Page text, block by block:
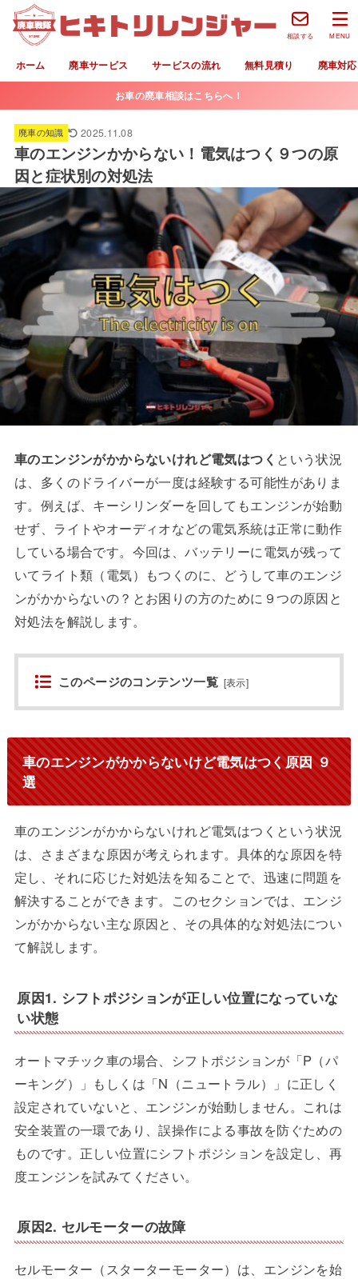
ホーム 廃車サービス サービスの流れ 無料見積り 廃車対
相談する MENU
お車の廃車相談はこちらへ！
廃車の知識 2025.11.08
車のエンジンかからない！電気はつく９つの原
因と症状別の対処法
車のエンジンがかからないけれど電気はつく という状況
は、多くのドライバーが一度は経験する可能性がありま
す。例えば、キーシリンダーを回してもエンジンが始動
せず、ライトやオーディオなどの電気系統は正常に動作
している場合です。今回は、バッテリーに電気が残って
いてライト類（電気）もつくのに、どうして車のエンジ
ンがかからないの？とお困りの方のために９つの原因と
対処法を解説します。
このページのコンテンツ一覧 [表示]
車のエンジンがかからないけど電気はつく原因 ９
選
車のエンジンがかからないけれど電気はつくという状況
は、さまざまな原因が考えられます。具体的な原因を特
定し、それに応じた対処法を知ることで、迅速に問題を
解決することができます。このセクションでは、エンジ
ンがかからない主な原因と、その具体的な対処法につい
て解説します。
原因1. シフトポジションが正しい位置になっていな
い状態
オートマチック車の場合、シフトポジションが「P（パ
ーキング）」もしくは「N（ニュートラル）」に正しく
設定されていないと、エンジンが始動しません。これは
安全装置の一環であり、誤操作による事故を防ぐための
ものです。正しい位置にシフトポジションを設定し、再
度エンジンを試みてください。
原因2. セルモーターの故障
セルモーター（スターターモーター）は、エンジンを始